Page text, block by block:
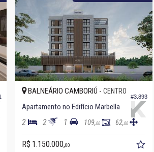
#3.893
BALNEÁRIO CAMBORIÚ - CENTRO
Apartamento no Edifício Marbella
2 2 1 109,00 62,00
R$ 1.150.000,00